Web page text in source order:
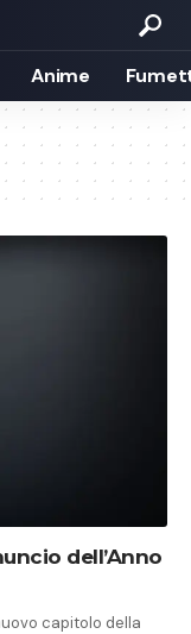
Anime
dell’Anno
capitolo della